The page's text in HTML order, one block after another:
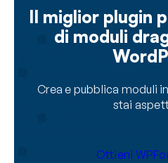
Il miglior plugin
di moduli
Crea e pubblica moduli
stai
Ottieni